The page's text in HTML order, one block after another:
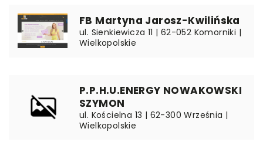
FB Martyna Jarosz-Kwilińska
ul. Sienkiewicza 11 | 62-052 Komorniki |
Wielkopolskie
P.P.H.U.ENERGY NOWAKOWSKI
SZYMON
ul. Kościelna 13 | 62-300 Września |
Wielkopolskie